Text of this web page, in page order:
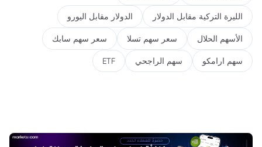
الليرة التركية مقابل الدولار الدولار مقابل اليورو
الأسهم الحلال سعر سهم تسلا سعر سهم سابك
سهم ارامكو سهم الراجحي ETF